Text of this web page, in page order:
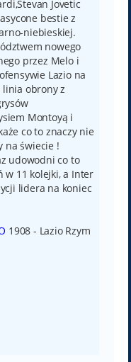
Jovetic
bestie z
niebieskiej.
nowego
przez Melo i
Lazio na
obrony z
Montoyą i
co to znaczy nie
na świecie !
udowodni co to
w 11 kolejki, a Inter
lidera na koniec
1908 - Lazio Rzym